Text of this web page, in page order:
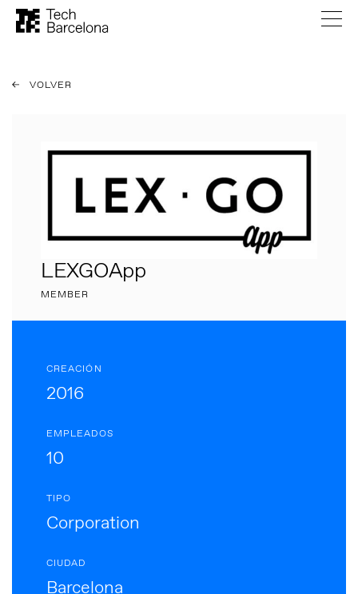
VOLVER
LEXGOApp
MEMBER
CREACIÓN
2016
EMPLEADOS
10
TIPO
Corporation
CIUDAD
Barcelona